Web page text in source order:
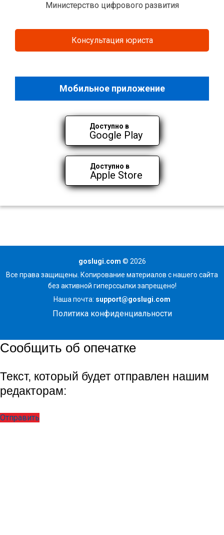
Министерство цифрового развития
Консультация юриста
Мобильное приложение
Доступно в
Google Play
Доступно в
Apple Store
goslugi.com © 2026
Все права защищены. Копирование материалов с нашего сайта
без активной гиперссылки запрещено!
Наша почта: support@goslugi.com
Политика конфиденциальности
Сообщить об опечатке
Текст, который будет отправлен нашим
редакторам:
Отправить